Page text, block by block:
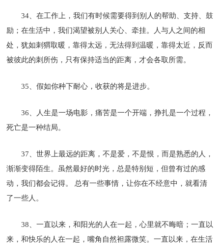
34、在工作上，我们有时候需要得到别人的帮助、支持、鼓
励；在生活中，我们渴望被别人关心、牵挂。人与人之间的相
处，犹如刺猬取暖，靠得太远，无法得到温暖，靠得太近，反而
被彼此的刺所伤，只有保持适当的距离，才会各取所需。
35、假如你种下耐心，收获的将是进步。
36、人生是一场电影，痛苦是一个开端，挣扎是一个过程，
死亡是一种结局。
37、世界上最远的距离，不是爱，不是恨，而是熟悉的人，
渐渐变得陌生。虽然最好的时光，总是特别短，但曾有过的感
动，我们都会记得。 总有一些事情，让你在不经意中，就看清
了一些人。
38、一直以来，和阳光的人在一起，心里就不晦暗；一直以
来，和快乐的人在一起，嘴角自然袒露微笑。一直以来，在生活